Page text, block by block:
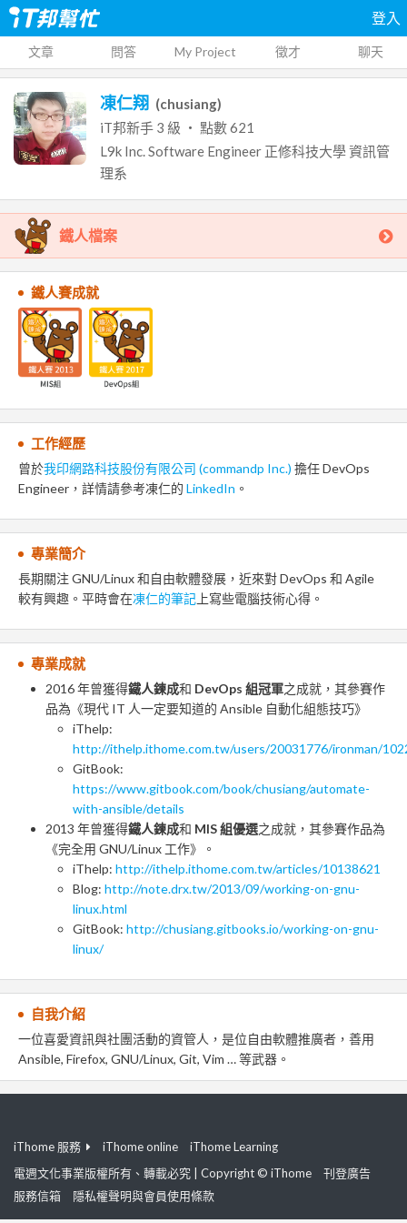
登入
文章 問答 My Project 徵才 聊天
凍仁翔 (chusiang)
iT邦新手 3 級 ‧ 點數621
L9k Inc.Software Engineer 正修科技大學資訊管
理系
鐵人檔案
鐵人賽成就
工作經歷
曾於我印網路科技股份有限公司 (commandp Inc.) 擔任 DevOps
Engineer，詳情請參考凍仁的 LinkedIn 。
專業簡介
長期關注 GNU/Linux 和自由軟體發展，近來對 DevOps 和 Agile
較有興趣。平時會在凍仁的筆記 上寫些電腦技術心得。
專業成就
2016 年曾獲得鐵人鍊成和 DevOps 組冠軍之成就，其參賽作
品為《現代 IT 人一定要知道的 Ansible 自動化組態技巧》
iThelp:
http://ithelp.ithome.com.tw/users/20031776/ironman/
GitBook:
https://www.gitbook.com/book/chusiang/automate-
with-ansible/details
2013 年曾獲得鐵人鍊成和 MIS 組優選之成就，其參賽作品為
《完全用 GNU/Linux 工作》。
iThelp: http://ithelp.ithome.com.tw/articles/10138621
Blog: http://note.drx.tw/2013/09/working-on-gnu-
linux.html
GitBook: http://chusiang.gitbooks.io/working-on-gnu-
linux/
自我介紹
一位喜愛資訊與社團活動的資管人，是位自由軟體推廣者，善用
Ansible, Firefox, GNU/Linux, Git, Vim … 等武器。
iThome 服務 iThome online
iThome Learning
電週文化事業版權所有、轉載必究 | Copyright © iThome
刊登廣告
服務信箱
隱私權聲明與會員使用條款